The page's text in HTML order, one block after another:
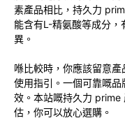
素產品相比，持久力
能含有L-精氨酸等成分，
異。
喺比較時，你應該留意
使用指引。一個可靠嘅
效。本站嘅持久力 prime
估，你可以放心選購。